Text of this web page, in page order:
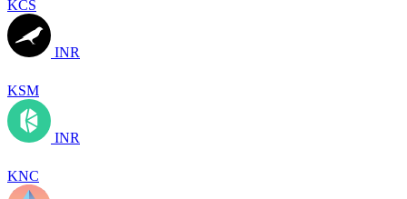
KCS
INR
KSM
INR
KNC